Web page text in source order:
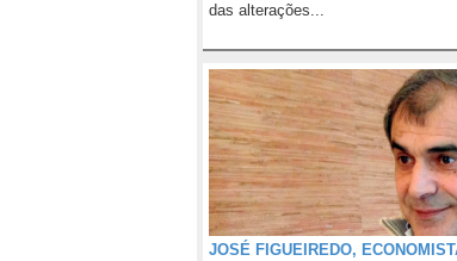
das alterações...
JOSÉ FIGUEIREDO,